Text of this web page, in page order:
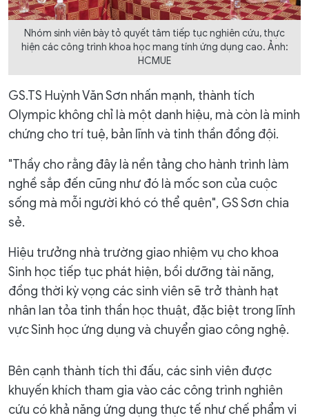
Nhóm sinh viên bày tỏ quyết tâm tiếp tục nghiên cứu, thực
hiện các công trình khoa học mang tính ứng dụng cao. Ảnh:
HCMUE
GS.TS Huỳnh Văn Sơn nhấn mạnh, thành tích
Olympic không chỉ là một danh hiệu, mà còn là minh
chứng cho trí tuệ, bản lĩnh và tinh thần đồng đội.
"Thầy cho rằng đây là nền tảng cho hành trình làm
nghề sắp đến cũng như đó là mốc son của cuộc
sống mà mỗi người khó có thể quên", GS Sơn chia
sẻ.
Hiệu trưởng nhà trường giao nhiệm vụ cho khoa
Sinh học tiếp tục phát hiện, bồi dưỡng tài năng,
đồng thời kỳ vọng các sinh viên sẽ trở thành hạt
nhân lan tỏa tinh thần học thuật, đặc biệt trong lĩnh
vực Sinh học ứng dụng và chuyển giao công nghệ.
Bên cạnh thành tích thi đấu, các sinh viên được
khuyến khích tham gia vào các công trình nghiên
cứu có khả năng ứng dụng thực tế như chế phẩm vi